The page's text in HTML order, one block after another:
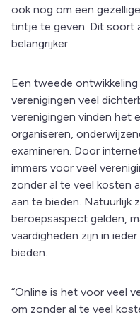
ook nog om een
tintje te geven. Dit soort
belangrijker.
Een tweede
verenigingen veel
verenigingen vinden het
organiseren,
examineren. Door
immers voor veel
zonder al te veel kosten
aan te bieden. Natuurlijk
beroepsaspect gelden,
vaardigheden zijn in
bieden.
“Online is het voor veel
om zonder al te veel